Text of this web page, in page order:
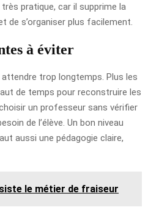
pratique, car il supprime la
s’organiser plus facilement.
à éviter
trop longtemps. Plus les
de temps pour reconstruire les
un professeur sans vérifier
de l’élève. Un bon niveau
aussi une pédagogie claire,
le métier de fraiseur